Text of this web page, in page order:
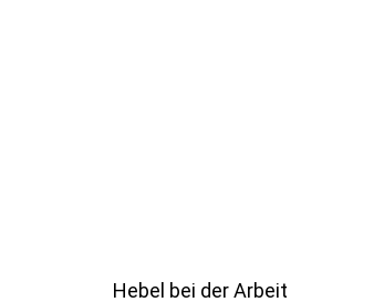
Hebel bei der Arbeit